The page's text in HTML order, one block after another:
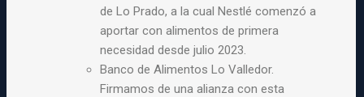
de Lo Prado, a la cual Nestlé comenzó a
aportar con alimentos de primera
necesidad desde julio 2023.
Banco de Alimentos Lo Valledor.
Firmamos de una alianza con esta